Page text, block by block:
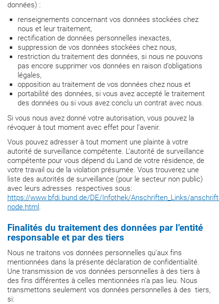
données) :
renseignements concernant vos données stockées chez
nous et leur traitement,
rectification de données personnelles inexactes,
suppression de vos données stockées chez nous,
restriction du traitement des données, si nous ne pouvons
pas encore supprimer vos données en raison d’obligations
légales,
opposition au traitement de vos données chez nous et
portabilité des données, si vous avez accepté le traitement
des données ou si vous avez conclu un contrat avec nous.
Si vous nous avez donné votre autorisation, vous pouvez la
révoquer à tout moment avec effet pour l’avenir.
Vous pouvez adresser à tout moment une plainte à votre
autorité de surveillance compétente. L’autorité de surveillance
compétente pour vous dépend du Land de votre résidence, de
votre travail ou de la violation présumée. Vous trouverez une
liste des autorités de surveillance (pour le secteur non public)
avec leurs adresses respectives sous:
https://www.bfdi.bund.de/DE/Infothek/Anschriften_Links/
node.html .
Finalités du traitement des données par l’entité
responsable et par des tiers
Nous ne traitons vos données personnelles qu’aux fins
mentionnées dans la présente déclaration de confidentialité.
Une transmission de vos données personnelles à des tiers à
des fins différentes à celles mentionnées n’a pas lieu. Nous
transmettons seulement vos données personnelles à des tiers,
si: